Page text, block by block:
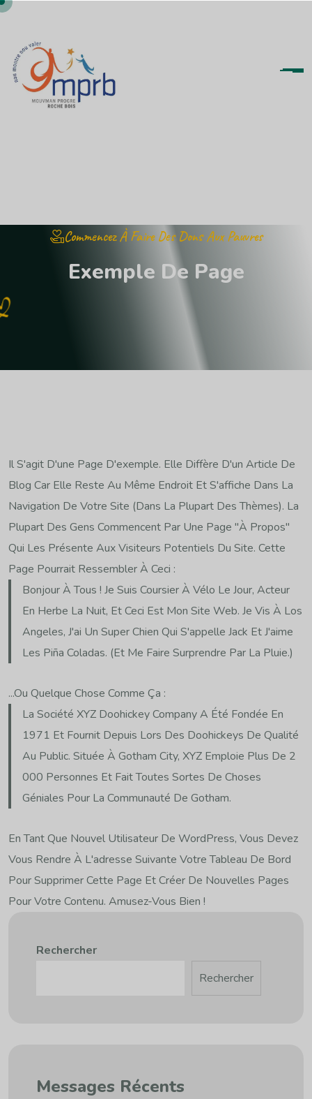
Commencez À Faire Des Dons Aux Pauvres
Exemple De Page
Il S'agit D'une Page D'exemple. Elle Diffère D'un Article De
Blog Car Elle Reste Au Même Endroit Et S'affiche Dans La
Navigation De Votre Site (dans La Plupart Des Thèmes). La
Plupart Des Gens Commencent Par Une Page "À Propos"
Qui Les Présente Aux Visiteurs Potentiels Du Site. Cette
Page Pourrait Ressembler À Ceci :
Bonjour À Tous ! Je Suis Coursier À Vélo Le Jour, Acteur
En Herbe La Nuit, Et Ceci Est Mon Site Web. Je Vis À Los
Angeles, J'ai Un Super Chien Qui S'appelle Jack Et J'aime
Les Piña Coladas. (Et Me Faire Surprendre Par La Pluie.)
...ou Quelque Chose Comme Ça :
La Société XYZ Doohickey Company A Été Fondée En
1971 Et Fournit Depuis Lors Des Doohickeys De Qualité
Au Public. Située À Gotham City, XYZ Emploie Plus De 2
000 Personnes Et Fait Toutes Sortes De Choses
Géniales Pour La Communauté De Gotham.
En Tant Que Nouvel Utilisateur De WordPress, Vous Devez
Vous Rendre À L'adresse Suivante Votre Tableau De Bord
Pour Supprimer Cette Page Et Créer De Nouvelles Pages
Pour Votre Contenu. Amusez-Vous Bien !
Rechercher
Rechercher
Messages Récents